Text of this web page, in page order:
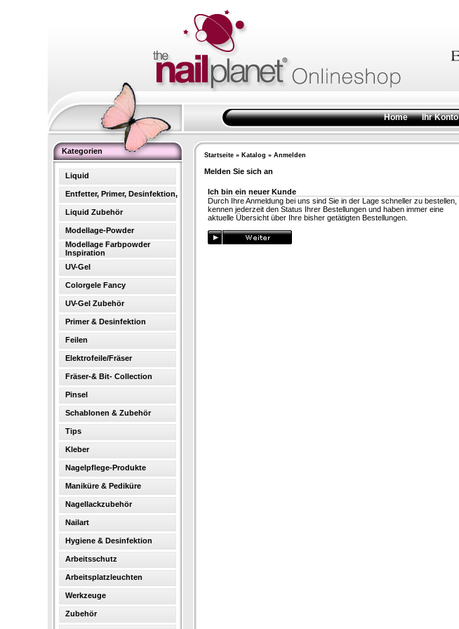
Home Ihr Konto
Kategorien
Liquid
Entfetter, Primer, Desinfektion,
Liquid Zubehör
Modellage-Powder
Modellage Farbpowder
Inspiration
UV-Gel
Colorgele Fancy
UV-Gel Zubehör
Primer & Desinfektion
Feilen
Elektrofeile/Fräser
Fräser-& Bit- Collection
Pinsel
Schablonen & Zubehör
Tips
Kleber
Nagelpflege-Produkte
Maniküre & Pediküre
Nagellackzubehör
Nailart
Hygiene & Desinfektion
Arbeitsschutz
Arbeitsplatzleuchten
Werkzeuge
Zubehör
Startseite» Katalog » Anmelden
Melden Sie sich an
Ich bin ein neuer Kunde
Durch Ihre Anmeldung bei uns sind Sie in der Lage schneller zu bestellen,
kennen jederzeit den Status Ihrer Bestellungen und haben immer eine
aktuelle Übersicht über Ihre bisher getätigten Bestellungen.